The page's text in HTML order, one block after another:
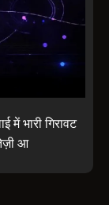
भारी गिरावट
आ